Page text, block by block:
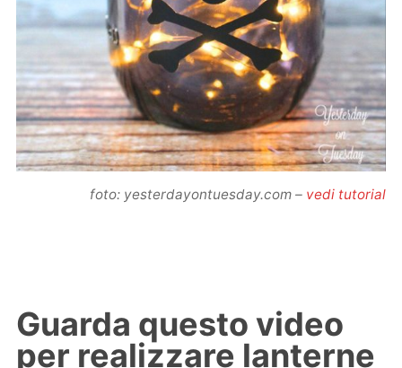
foto: yesterdayontuesday.com – vedi tutorial
Guarda questo video
per realizzare lanterne